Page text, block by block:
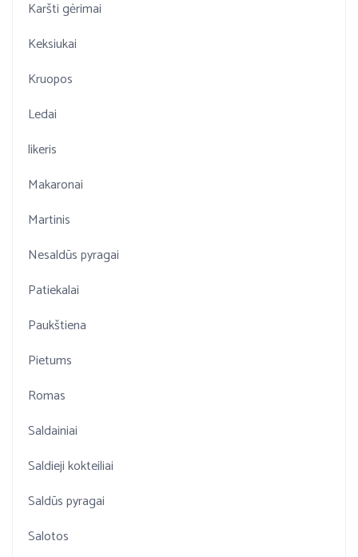
Karšti gėrimai
Keksiukai
Kruopos
Ledai
likeris
Makaronai
Martinis
Nesaldūs pyragai
Patiekalai
Paukštiena
Pietums
Romas
Saldainiai
Saldieji kokteiliai
Saldūs pyragai
Salotos